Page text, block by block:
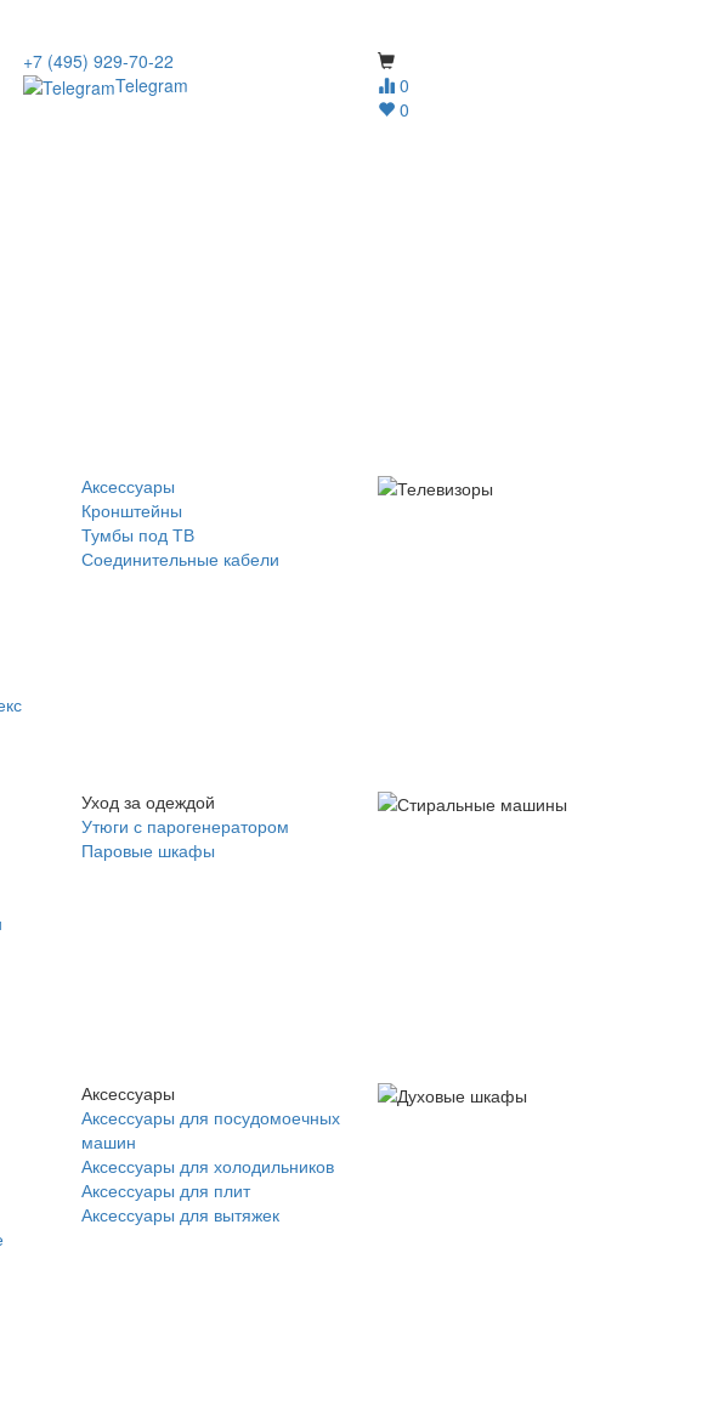
0
0
+7 (495) 929-70-22
Telegram
Аксессуары
Кронштейны
Тумбы под ТВ
Соединительные кабели
Уход за одеждой
Утюги с парогенератором
Паровые шкафы
Аксессуары
Аксессуары для посудомоечных
машин
Аксессуары для холодильников
Аксессуары для плит
Аксессуары для вытяжек